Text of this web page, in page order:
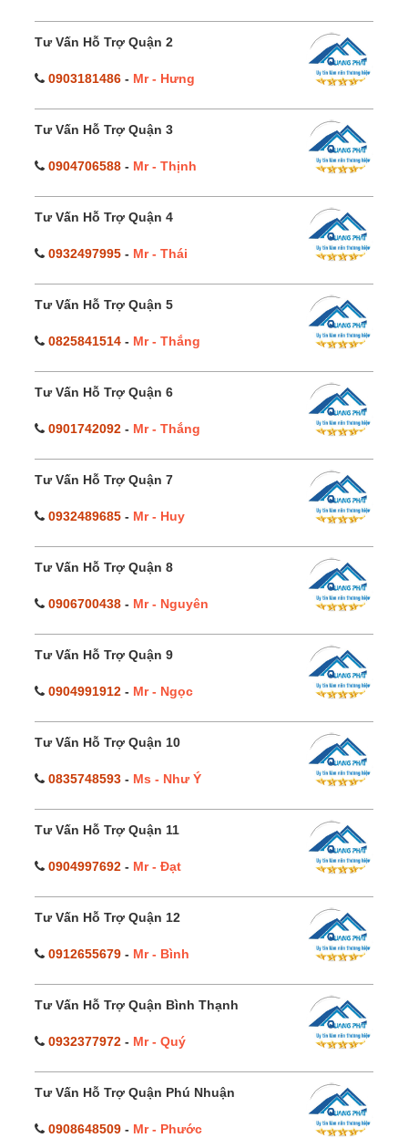
Tư Vấn Hỗ Trợ Quận 2
0903181486 - Mr - Hưng
Tư Vấn Hỗ Trợ Quận 3
0904706588 - Mr - Thịnh
Tư Vấn Hỗ Trợ Quận 4
0932497995 - Mr - Thái
Tư Vấn Hỗ Trợ Quận 5
0825841514 - Mr - Thắng
Tư Vấn Hỗ Trợ Quận 6
0901742092 - Mr - Thắng
Tư Vấn Hỗ Trợ Quận 7
0932489685 - Mr - Huy
Tư Vấn Hỗ Trợ Quận 8
0906700438 - Mr - Nguyên
Tư Vấn Hỗ Trợ Quận 9
0904991912 - Mr - Ngọc
Tư Vấn Hỗ Trợ Quận 10
0835748593 - Ms - Như Ý
Tư Vấn Hỗ Trợ Quận 11
0904997692 - Mr - Đạt
Tư Vấn Hỗ Trợ Quận 12
0912655679 - Mr - Bình
Tư Vấn Hỗ Trợ Quận Bình Thạnh
0932377972 - Mr - Quý
Tư Vấn Hỗ Trợ Quận Phú Nhuận
0908648509 - Mr - Phước